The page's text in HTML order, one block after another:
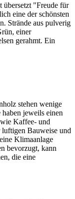
übersetzt "Freude für
eine der schönsten
Strände aus pulverig
einer
gerahmt. Ein
stehen wenige
jeweils einen
Kaffee- und
Bauweise und
Klimaanlage
bevorzugt, kann
die eine